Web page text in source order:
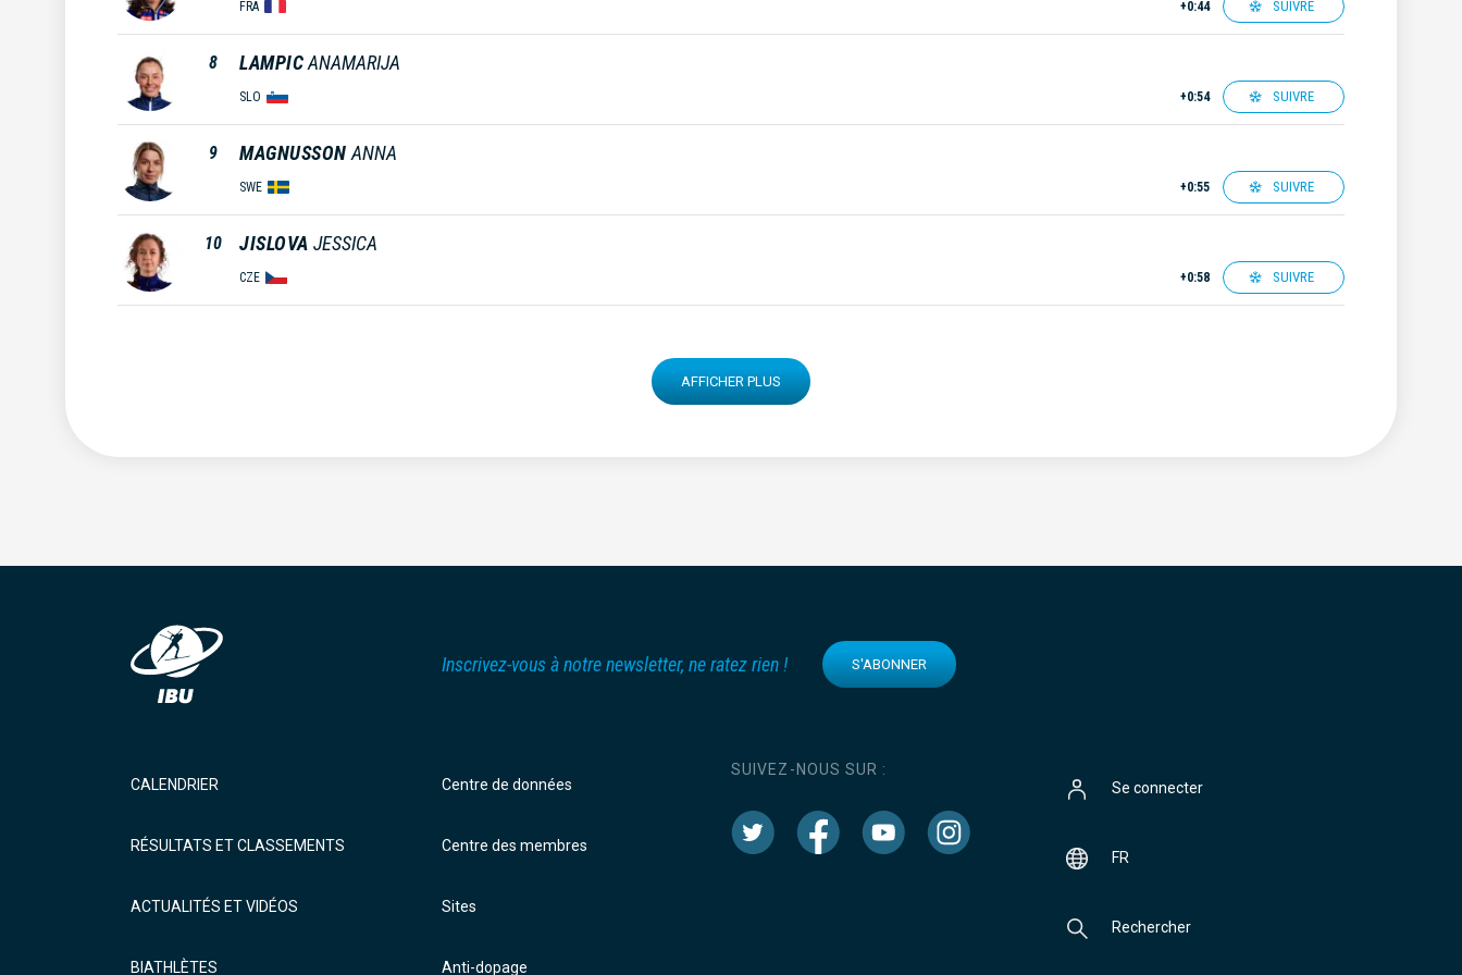
FRA +0:44 SUIVRE
8 LAMPICANAMARIJA
SLO +0:54 SUIVRE
9 MAGNUSSON ANNA
SWE +0:55 SUIVRE
10 JISLOVA JESSICA
CZE +0:58 SUIVRE
AFFICHER PLUS
Inscrivez-vous à notre newsletter, ne ratez rien ! S'ABONNER
CALENDRIER
RÉSULTATS ET CLASSEMENTS
ACTUALITÉS ET VIDÉOS
BIATHLÈTES
Centre de données
Centre des membres
Sites
Anti-dopage
SUIVEZ-NOUS SUR :
Se connecter
FR
Rechercher